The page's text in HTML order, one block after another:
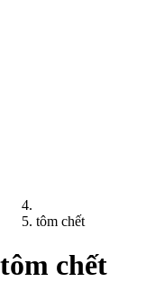
tôm chết
tôm chết